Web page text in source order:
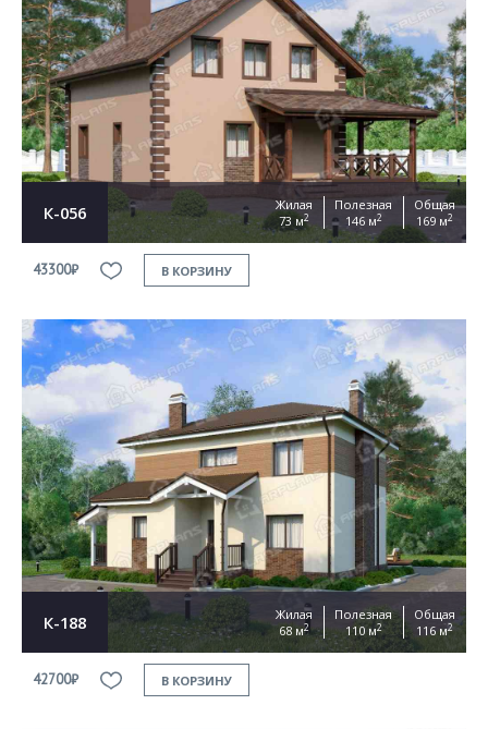
К-056
Жилая
73 м2
Полезная
146 м2
Общая
169 м2
43300₽ В КОРЗИНУ
К-188
Жилая
68 м2
Полезная
110 м2
Общая
116 м2
42700₽ В КОРЗИНУ